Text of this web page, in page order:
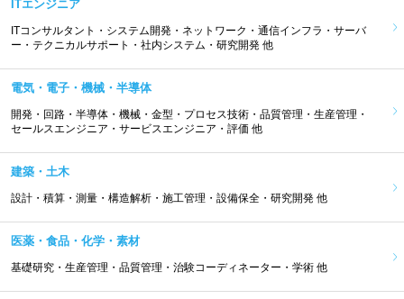
ITエンジニア
ITコンサルタント・システム開発・ネットワーク・通信インフラ・サーバ
ー・テクニカルサポート・社内システム・研究開発 他
電気・電子・機械・半導体
開発・回路・半導体・機械・金型・プロセス技術・品質管理・生産管理・
セールスエンジニア・サービスエンジニア・評価 他
建築・土木
設計・積算・測量・構造解析・施工管理・設備保全・研究開発 他
医薬・食品・化学・素材
基礎研究・生産管理・品質管理・治験コーディネーター・学術 他